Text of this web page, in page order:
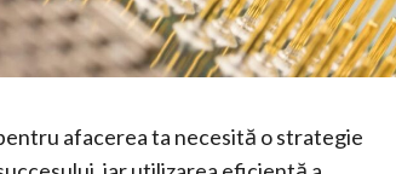
afacerea ta necesită o strategie